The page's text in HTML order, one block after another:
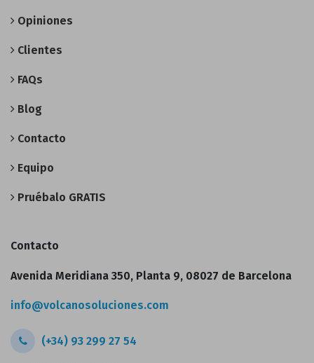
Opiniones
Clientes
FAQs
Blog
Contacto
Equipo
Pruébalo GRATIS
Contacto
Avenida Meridiana 350, Planta 9, 08027 de Barcelona
info@volcanosoluciones.com
(+34) 93 299 27 54